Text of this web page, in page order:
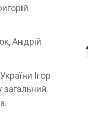
Андрій
Ігор